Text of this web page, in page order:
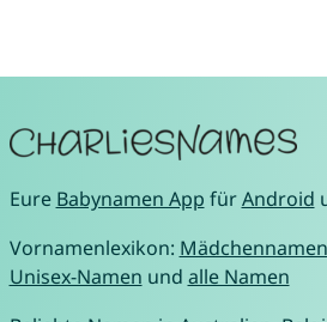
Eure Babynamen App fürAndroid
Vornamenlexikon: Mädchennamen
Unisex-Namen und alle Namen